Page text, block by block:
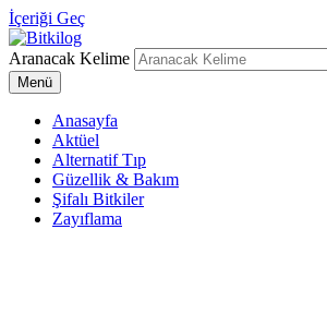
İçeriği Geç
Bitkilog
Sağlıklı Beslenme Uzmanı
Aranacak Kelime
Menü
Anasayfa
Aktüel
Alternatif Tıp
Güzellik & Bakım
Şifalı Bitkiler
Zayıflama